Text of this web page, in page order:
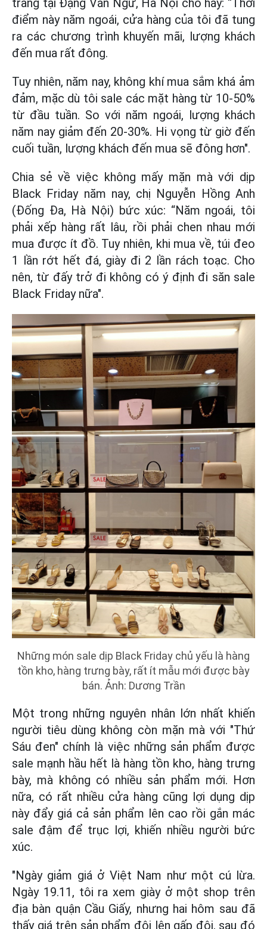
trang tại Đặng Văn Ngữ, Hà Nội cho hay: “Thời
điểm này năm ngoái, cửa hàng của tôi đã tung
ra các chương trình khuyến mãi, lượng khách
đến mua rất đông.
Tuy nhiên, năm nay, không khí mua sắm khá ảm
đảm, mặc dù tôi sale các mặt hàng từ 10-50%
từ đầu tuần. So với năm ngoái, lượng khách
năm nay giảm đến 20-30%. Hi vọng từ giờ đến
cuối tuần, lượng khách đến mua sẽ đông hơn".
Chia sẻ về việc không mấy mặn mà với dịp
Black Friday năm nay, chị Nguyễn Hồng Anh
(Đống Đa, Hà Nội) bức xúc: “Năm ngoái, tôi
phải xếp hàng rất lâu, rồi phải chen nhau mới
mua được ít đồ. Tuy nhiên, khi mua về, túi đeo
1 lần rớt hết đá, giày đi 2 lần rách toạc. Cho
nên, từ đấy trở đi không có ý định đi săn sale
Black Friday nữa".
Những món sale dịp Black Friday chủ yếu là hàng
tồn kho, hàng trưng bày, rất ít mẫu mới được bày
bán. Ảnh: Dương Trần
Một trong những nguyên nhân lớn nhất khiến
người tiêu dùng không còn mặn mà với "Thứ
Sáu đen" chính là việc những sản phẩm được
sale mạnh hầu hết là hàng tồn kho, hàng trưng
bày, mà không có nhiều sản phẩm mới. Hơn
nữa, có rất nhiều cửa hàng cũng lợi dụng dịp
này đẩy giá cả sản phẩm lên cao rồi gắn mác
sale đậm để trục lợi, khiến nhiều người bức
xúc.
"Ngày giảm giá ở Việt Nam như một cú lừa.
Ngày 19.11, tôi ra xem giày ở một shop trên
địa bàn quận Cầu Giấy, nhưng hai hôm sau đã
thấy giá trên sản phẩm đội lên gấp đôi, sau đó